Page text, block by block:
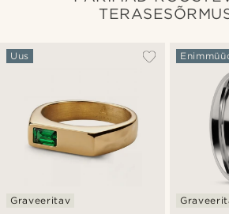
Uus
Graveeritav